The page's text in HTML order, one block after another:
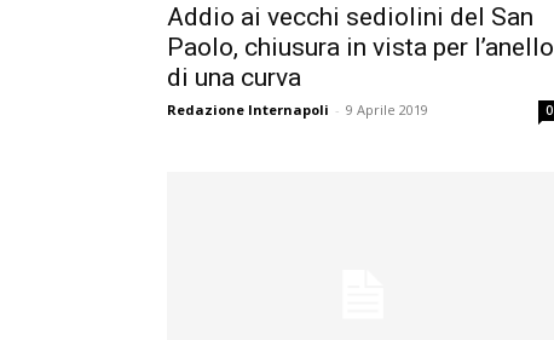
Addio ai vecchi sediolini del San
Paolo, chiusura in vista per l’anello
di una curva
Redazione Internapoli - 9 Aprile 2019 0